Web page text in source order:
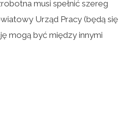
musi spełnić szereg
Urząd Pracy (będą się
mogą być między innymi